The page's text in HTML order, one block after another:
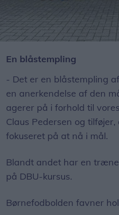
En blåstempling
- Det er en blåstempling
en anerkendelse af den
agerer på i forhold til
Claus Pedersen og
fokuseret på at nå i mål.
Blandt andet har en
på DBU-kursus.
Børnefodbolden favner